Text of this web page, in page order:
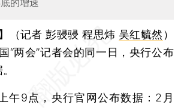
的增速
（记者 彭骎骎 程思炜 吴红毓然 ）
“两会”记者会的同一日，央行公布
9点，央行官网公布数据：2月